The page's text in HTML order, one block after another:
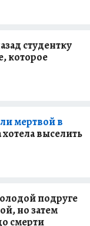
студентку
которое
мертвой в
выселить
подруге
но затем
смерти